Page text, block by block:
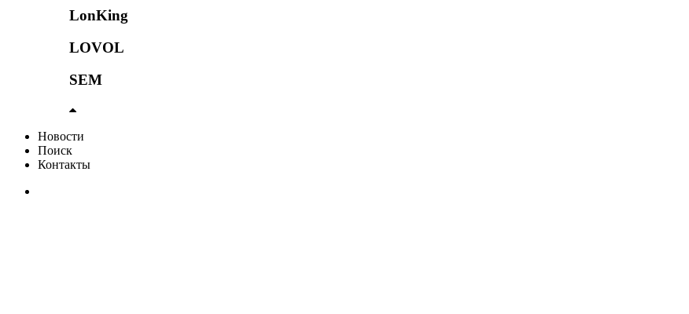
LonKing
LOVOL
SEM
Новости
Поиск
Контакты